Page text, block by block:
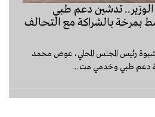
تدشين دعم طبي
بمرخة بالشراكة مع التحالف
رئيس المجلس المحلي، عوض محمد
دعم طبي وخدمي مت...